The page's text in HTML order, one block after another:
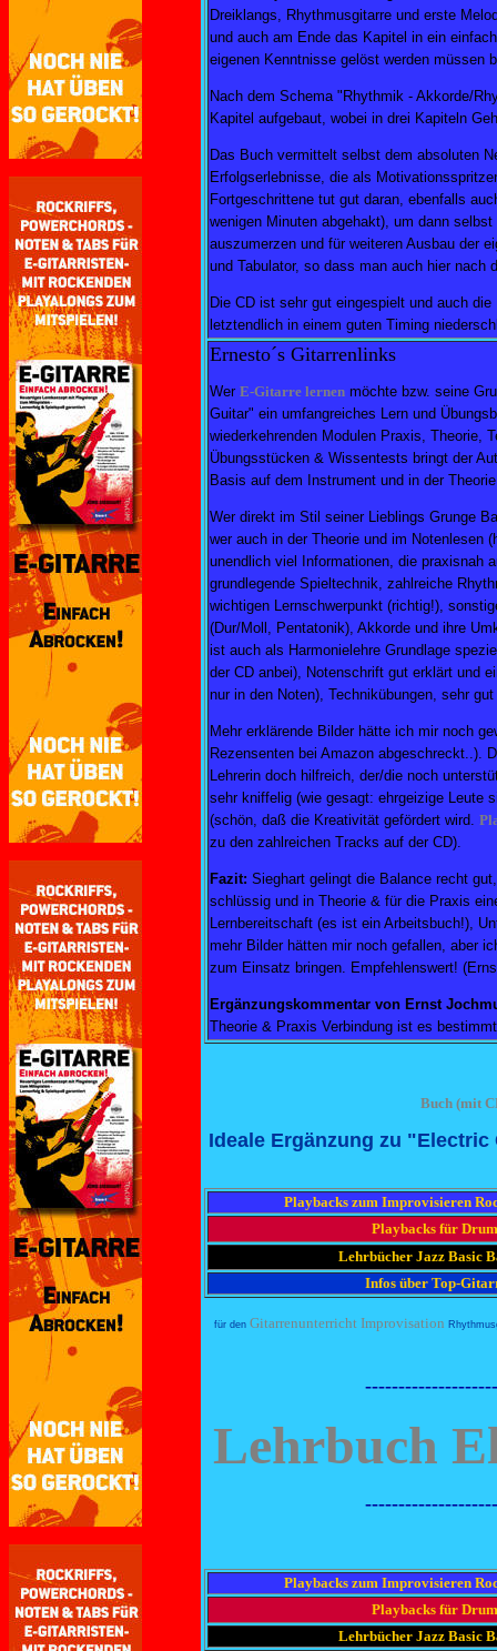
Dreiklangs, Rhythmusgitarre und erste
und auch am Ende das Kapitel in ein
eigenen Kenntnisse gelöst werden müssen
Nach dem Schema "Rhythmik - Akkorde/
Kapitel aufgebaut, wobei in drei Kapiteln
Das Buch vermittelt selbst dem absoluten
Erfolgserlebnisse, die als
Fortgeschrittene tut gut daran, ebenfalls
wenigen Minuten abgehakt), um dann
auszumerzen und für weiteren Ausbau der
und Tabulator, so dass man auch hier nach
Die CD ist sehr gut eingespielt und auch
letztendlich in einem guten Timing
Ernesto´s Gitarrenlinks
Wer E-Gitarre lernen möchte bzw. seine
Guitar" ein umfangreiches Lern und
wiederkehrenden Modulen Praxis, Theorie,
Übungsstücken & Wissentests bringt der
Basis auf dem Instrument und in der
Wer direkt im Stil seiner Lieblings Grunge
wer auch in der Theorie und im Notenlesen
unendlich viel Informationen, die praxisnah
grundlegende Spieltechnik, zahlreiche
wichtigen Lernschwerpunkt (richtig!),
(Dur/Moll, Pentatonik), Akkorde und ihre
ist auch als Harmonielehre Grundlage
der CD anbei), Notenschrift gut erklärt und
nur in den Noten), Technikübungen, sehr
Mehr erklärende Bilder hätte ich mir noch
Rezensenten bei Amazon abgeschreckt..).
Lehrerin doch hilfreich, der/die noch
sehr kniffelig (wie gesagt: ehrgeizige Leute
(schön, daß die Kreativität gefördert wird.
zu den zahlreichen Tracks auf der CD).
Fazit: Sieghart gelingt die Balance recht
schlüssig und in Theorie & für die Praxis
Lernbereitschaft (es ist ein Arbeitsbuch!),
mehr Bilder hätten mir noch gefallen, aber
zum Einsatz bringen. Empfehlenswert!
Ergänzungskommentar von Ernst
Theorie & Praxis Verbindung ist es
Buch (mit
Ideale Ergänzung zu
Playbacks zum Improvisieren
Playbacks für
Lehrbücher Jazz Basic
Infos über Top-
für den Gitarrenunterricht Improvisation
Lehrbuch
Playbacks zum Improvisieren
Playbacks für
Lehrbücher Jazz Basic